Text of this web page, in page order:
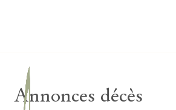
Annonces décès